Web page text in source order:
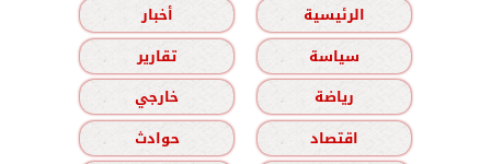
الرئيسية
أخبار
سياسة
تقارير
رياضة
خارجي
اقتصاد
حوادث